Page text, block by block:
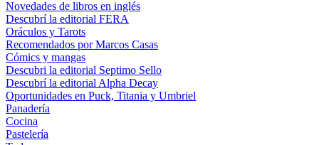
Novedades de libros en inglés
Descubrí la editorial FERA
Oráculos y Tarots
Recomendados por Marcos Casas
Cómics y mangas
Descubri la editorial Septimo Sello
Descubrí la editorial Alpha Decay
Oportunidades en Puck, Titania y Umbriel
Panadería
Cocina
Pastelería